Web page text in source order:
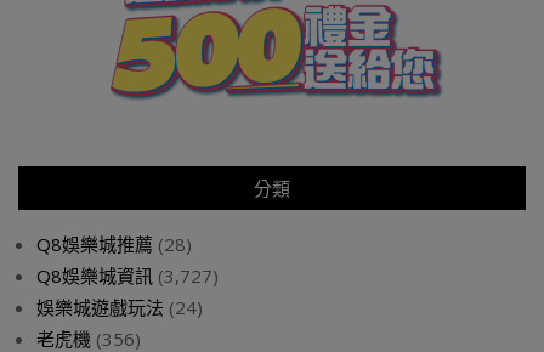
分類
Q8娛樂城推薦 (28)
Q8娛樂城資訊 (3,727)
娛樂城遊戲玩法 (24)
老虎機 (356)